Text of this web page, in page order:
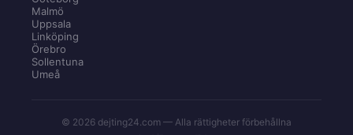
Malmö
Uppsala
Linköping
Örebro
Sollentuna
Umeå
© 2026 dejting24.com — Alla rättigheter förbehållna